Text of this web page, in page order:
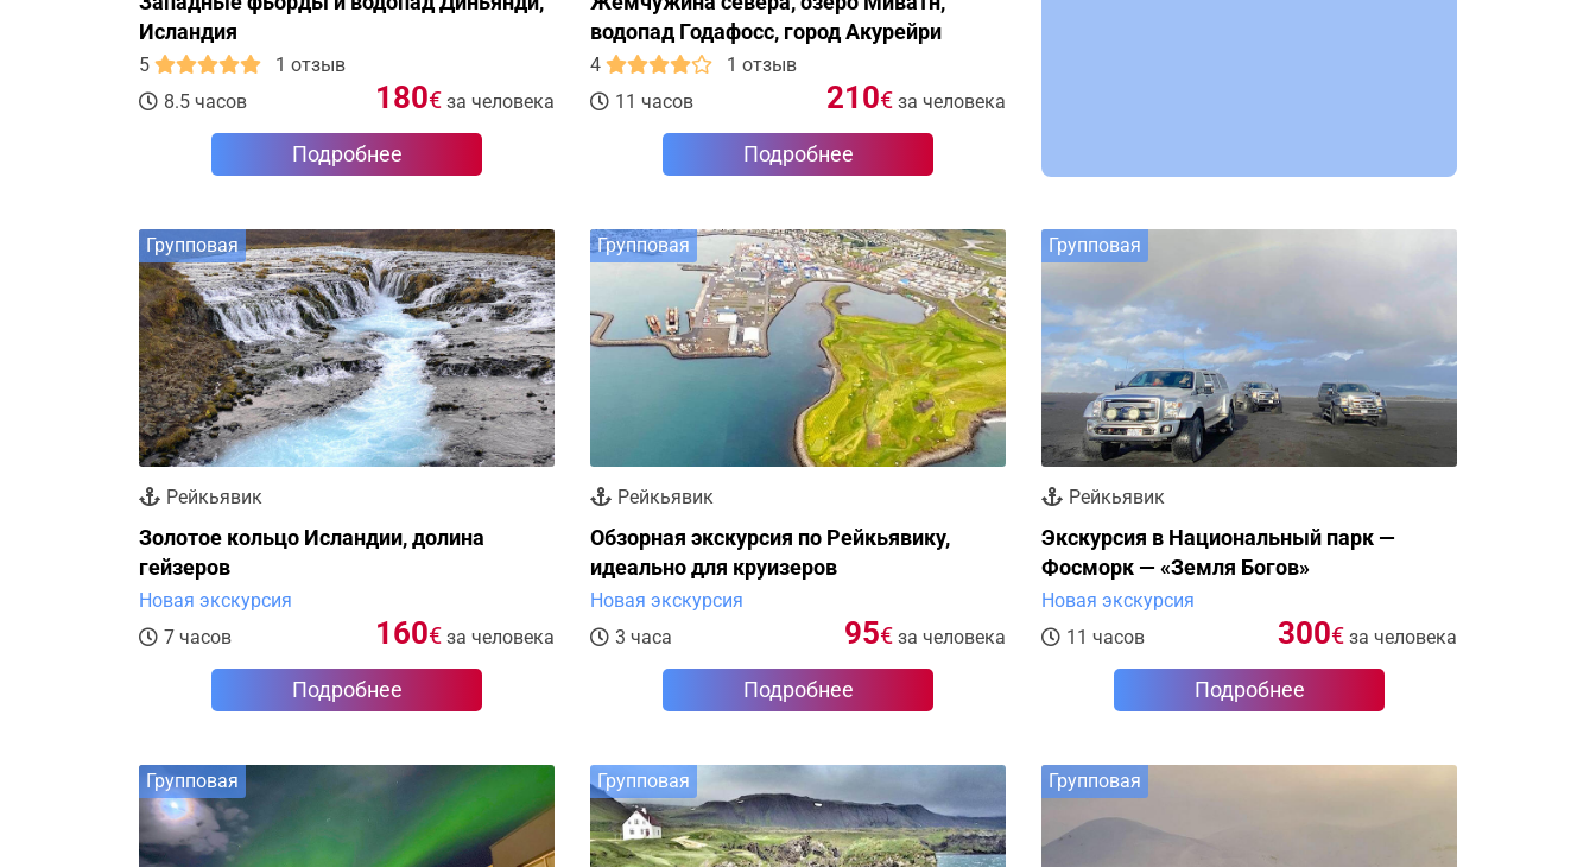
Исландия
5
1 отзыв
8.5 часов
180€ за человека
Подробнее
водопад Годафосс, город Акурейри
4
1 отзыв
11 часов
210€ за человека
Подробнее
Групповая
Рейкьявик
Золотое кольцо Исландии, долина
гейзеров
Новая экскурсия
7 часов
160€ за человека
Подробнее
Групповая
Рейкьявик
Обзорная экскурсия по Рейкьявику,
идеально для круизеров
Новая экскурсия
3 часа
95€ за человека
Подробнее
Групповая
Рейкьявик
Экскурсия в Национальный парк —
Фосморк — «Земля Богов»
Новая экскурсия
11 часов
300€ за человека
Подробнее
Групповая Групповая Групповая